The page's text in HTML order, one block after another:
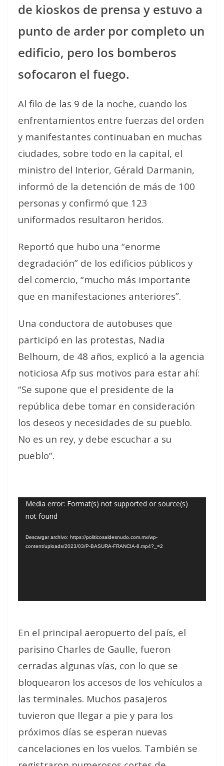
de kioskos de prensa y estuvo a
punto de arder por completo un
edificio, pero los bomberos
sofocaron el fuego.
Al filo de las 9 de la noche, cuando los
enfrentamientos entre fuerzas del orden
y manifestantes continuaban en muchas
ciudades, sobre todo en la capital, el
ministro del Interior, Gérald Darmanin,
informó de la detención de más de 100
personas y confirmó que 123
uniformados resultaron heridos.
Reportó que hubo una “enorme
degradación” de los edificios públicos y
del comercio, “mucho más importante
que en manifestaciones anteriores”.
Una conductora de autobuses que
participó en las protestas, Nadia
Belhoum, de 48 años, explicó a la agencia
noticiosa Afp sus motivos para estar ahí:
“Se supone que el presidente de la
república debe tomar en consideración
los deseos y necesidades de su pueblo.
No es un rey, y debe escuchar a su
pueblo”.
Reproductor
de
Media error: Format(s) not supported or source(s)
not found
Descargar archivo: https://politicosaldesnudo.com.mx/wp-
content/uploads/2023/03/P-BASURA-FRANCIA-8.mp4?_=2
En el principal aeropuerto del país, el
parisino Charles de Gaulle, fueron
cerradas algunas vías, con lo que se
bloquearon los accesos de los vehículos a
las terminales. Muchos pasajeros
tuvieron que llegar a pie y para los
próximos días se esperan nuevas
cancelaciones en los vuelos. También se